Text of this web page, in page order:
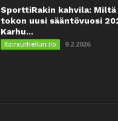
SporttiRakin kahvila:
tokon uusi sääntövuosi
Karhu...
Koiraurheilun ilo 9.2.2026